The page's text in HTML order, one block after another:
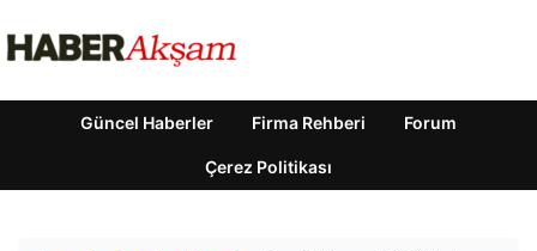
Güncel Haberler Firma Rehberi Forum
Çerez Politikası